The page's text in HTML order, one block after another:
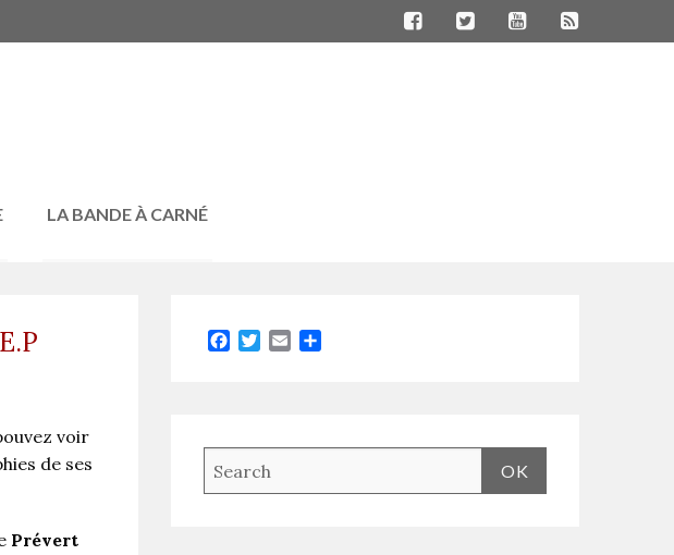
LA BANDE À CARNÉ
voir
de ses
Prévert
Facebook
Twitter
Email